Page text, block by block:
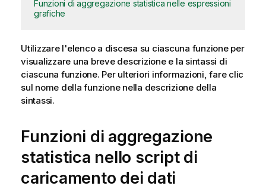
Funzioni di aggregazione statistica nelle espressioni
grafiche
Utilizzare l'elenco a discesa su ciascuna funzione per
visualizzare una breve descrizione e la sintassi di
ciascuna funzione. Per ulteriori informazioni, fare clic
sul nome della funzione nella descrizione della
sintassi.
Funzioni di aggregazione
statistica nello script di
caricamento dei dati